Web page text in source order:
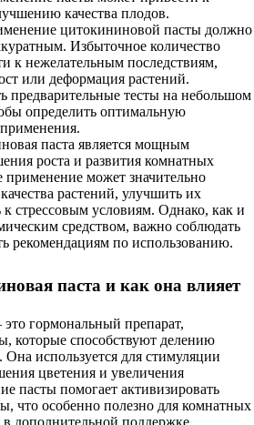
качества плодов.
цитокининовой пасты должно
Избыточное количество
к нежелательным последствиям,
или деформация растений.
предварительные тесты на небольшом
определить оптимальную
паста является мощным
роста и развития комнатных
применение может значительно
растений, улучшить их
к стрессовым условиям. Однако, как и
средством, важно соблюдать
рекомендациям по использованию.
паста и как она влияет
гормональный препарат,
которые способствуют делению
Она используется для стимуляции
цветения и увеличения
пасты помогает активизировать
что особенно полезно для комнатных
дополнительной поддержке.